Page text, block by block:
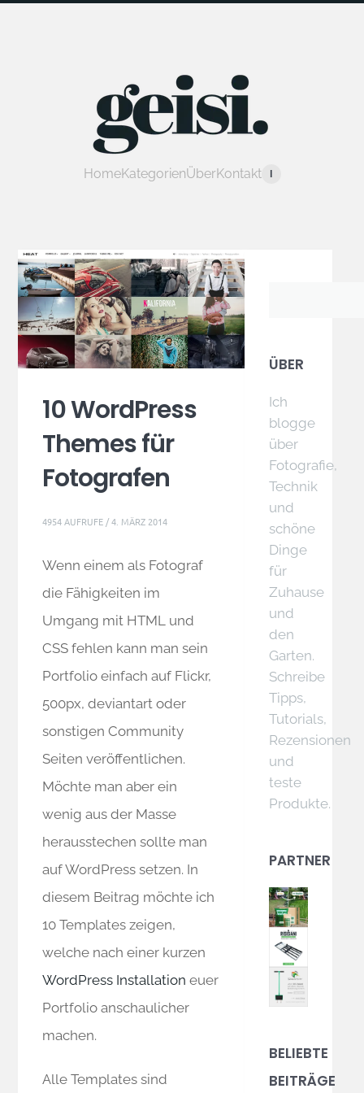
HomeKategorienÜberKontakt I
10 WordPress
Themes für
Fotografen
4954 AUFRUFE /4. MÄRZ 2014
Wenn einem als Fotograf
die Fähigkeiten im
Umgang mit HTML und
CSS fehlen kann man sein
Portfolio einfach auf Flickr,
500px, deviantart oder
sonstigen Community
Seiten veröffentlichen.
Möchte man aber ein
wenig aus der Masse
herausstechen sollte man
auf WordPress setzen. In
diesem Beitrag möchte ich
10 Templates zeigen,
welche nach einer kurzen
WordPress Installation euer
Portfolio anschaulicher
machen.
Alle Templates sind
ÜBER
Ich
blogge
über
Fotografie,
Technik
und
schöne
Dinge
für
Zuhause
und
den
Garten.
Schreibe
Tipps,
Tutorials,
Rezensionen
und
teste
Produkte.
PARTNER
BELIEBTE
BEITRÄGE